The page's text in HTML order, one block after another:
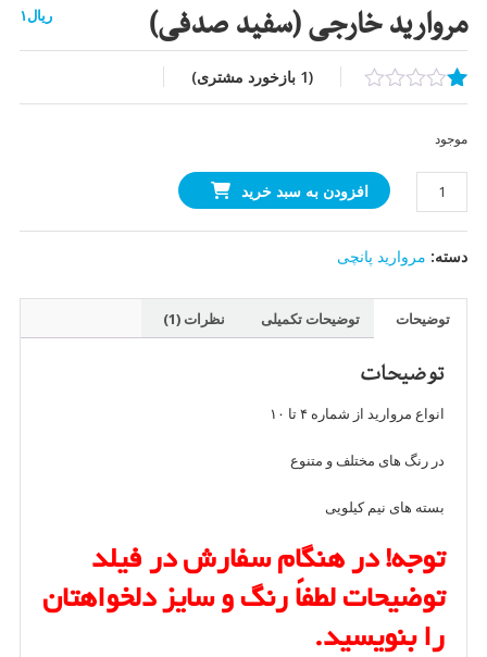
مروارید خارجی (سفید صدفی) ریال۱
امتیازدهی
از
1
(
1 بازخورد مشتری)
موجود
مروارید
خارجی
(سفید
صدفی)
افزودن به سبد خرید
دسته: مروارید پانچی
توضیحات توضیحات تکمیلی نظرات (1)
توضیحات
انواع مروارید از شماره ۴ تا ۱۰
در رنگ های مختلف و متنوع
بسته های نیم کیلویی
توجه! در هنگام سفارش در فیلد
توضیحات لطفاً رنگ و سایز دلخواهتان
را بنویسید.